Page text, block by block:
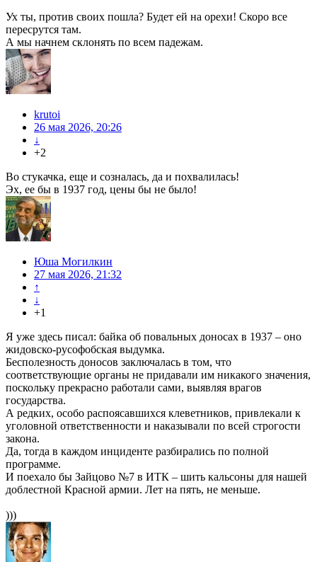
Ух ты, против своих пошла? Будет ей на орехи! Скоро все
пересрутся там.
А мы начнем склонять по всем падежам.
krutoi
26 мая 2026, 20:26
↓
+2
Во стукачка, еще и созналась, да и похвалилась!
Эх, ее бы в 1937 год, цены бы не было!
Юша Могилкин
27 мая 2026, 21:32
↑
↓
+1
Я уже здесь писал: байка об повальных доносах в 1937 – оно
жидовско-русофобская выдумка.
Бесполезность доносов заключалась в том, что
соответствующие органы не придавали им никакого значения,
поскольку прекрасно работали сами, выявляя врагов
государства.
А редких, особо распоясавшихся клеветников, привлекали к
уголовной ответственности и наказывали по всей строгости
закона.
Да, тогда в каждом инциденте разбирались по полной
программе.
И поехало бы Зайцово №7 в ИТК – шить кальсоны для нашей
доблестной Красной армии. Лет на пять, не меньше.
)))